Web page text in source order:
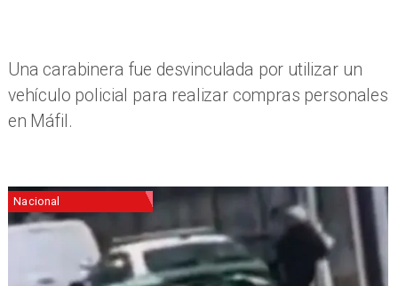
Una carabinera fue desvinculada por utilizar un
vehículo policial para realizar compras personales
en Máfil.
Nacional